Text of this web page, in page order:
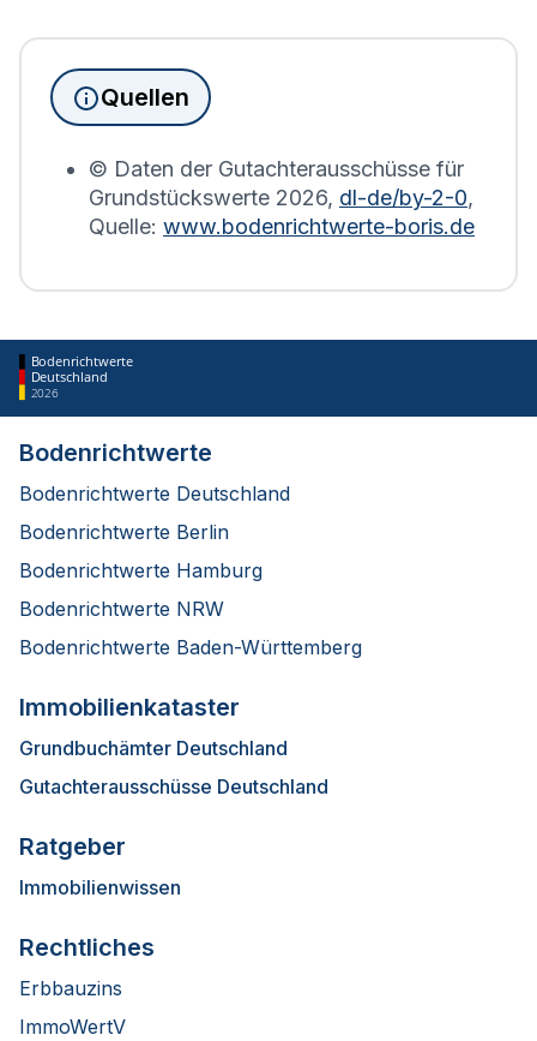
Immobilien, die sich in Adelsheim befinden, wird
die Grundsteuererklärung auf Basis des
Bodenrichtwerts des entsprechenden Jahres
Quellen
© Daten der Gutachterausschüsse für
Grundstückswerte 2026, dl-de/by-2-0,
Quelle: www.bodenrichtwerte-boris.de
Bodenrichtwerte
Deutschland
2026
Bodenrichtwerte
Bodenrichtwerte Deutschland
Bodenrichtwerte Berlin
Bodenrichtwerte Hamburg
Bodenrichtwerte NRW
Bodenrichtwerte Baden-Württemberg
Immobilienkataster
Grundbuchämter Deutschland
Gutachterausschüsse Deutschland
Ratgeber
Immobilienwissen
Rechtliches
Erbbauzins
ImmoWertV